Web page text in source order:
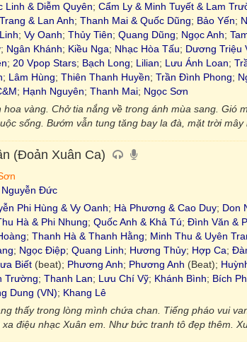
Linh & Diễm Quyên; Cẩm Ly & Minh Tuyết & Lam
& Lan Anh; Thanh Mai & Quốc Dũng; Bảo Yến;
; Vy Oanh; Thủy Tiên; Quang Dũng; Ngọc Anh;
; Ngân Khánh; Kiều Nga; Nhạc Hòa Tấu; Dương Triệu
; 20 Vpop Stars; Bạch Long; Lilian; Lưu Ánh Loan;
; Lâm Hùng; Thiên Thanh Huyền; Trần Đình Phong;
; Hạnh Nguyên; Thanh Mai; Ngọc Sơn
hoa vàng. Chở tia nắng về trong ánh mùa sang. Gió
sống. Bướm vẫn tung tăng bay la đà, mặt trời
(Đoản Xuân Ca)
Đức
Phi Hùng & Vy Oanh; Hà Phương & Cao Duy; Don
Hà & Phi Nhung; Quốc Anh & Khả Tú; Đình Văn &
; Thanh Hà & Thanh Hằng; Minh Thu & Uyên
; Ngọc Điệp; Quang Linh; Hương Thủy; Hợp Ca;
Biết (beat); Phương Anh; Phương Anh (Beat);
Trường; Thanh Lan; Lưu Chí Vỹ; Khánh Bình; Bích
Dung (VN); Khang Lê
thấy trong lòng mình chứa chan. Tiếng pháo vui
điệu nhạc Xuân em. Như bức tranh tô đẹp thêm.